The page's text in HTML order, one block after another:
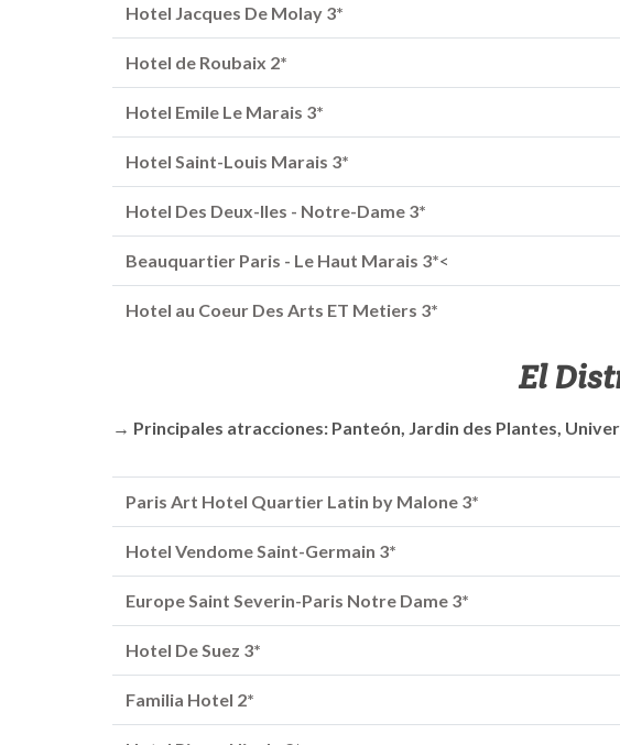
Hotel Jacques De Molay 3*
Hotel de Roubaix 2*
Hotel Emile Le Marais 3*
Hotel Saint-Louis Marais 3*
Hotel Des Deux-Iles - Notre-Dame 3*
Beauquartier Paris - Le Haut Marais 3*<
Hotel au Coeur Des Arts ET Metiers 3*
El
→ Principales atracciones: Panteón, Jardin des Plantes,
Paris Art Hotel Quartier Latin by Malone 3*
Hotel Vendome Saint-Germain 3*
Europe Saint Severin-Paris Notre Dame 3*
Hotel De Suez 3*
Familia Hotel 2*